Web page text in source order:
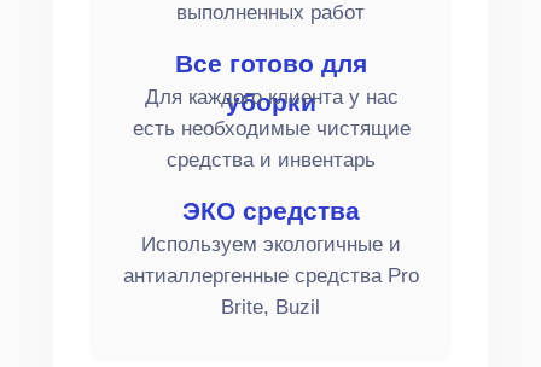
ЭКО средства
Используем экологичные и
антиаллергенные средства Pro
Brite, Buzil
Все готово для
уборки
Для каждого клиента у нас
есть необходимые чистящие
средства и инвентарь
выполненных работ